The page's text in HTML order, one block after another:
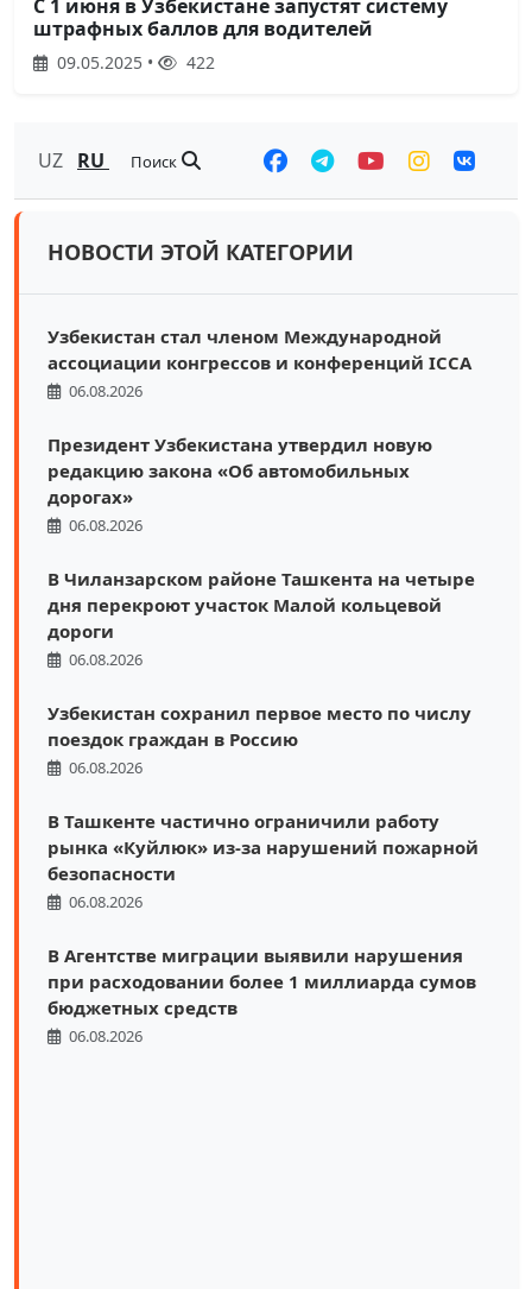
С 1 июня в Узбекистане запустят систему
штрафных баллов для водителей
09.05.2025 • 422
UZ RU Поиск
НОВОСТИ ЭТОЙ КАТЕГОРИИ
Узбекистан стал членом Международной
ассоциации конгрессов и конференций ICCA
06.08.2026
Президент Узбекистана утвердил новую
редакцию закона «Об автомобильных
дорогах»
06.08.2026
В Чиланзарском районе Ташкента на четыре
дня перекроют участок Малой кольцевой
дороги
06.08.2026
Узбекистан сохранил первое место по числу
поездок граждан в Россию
06.08.2026
В Ташкенте частично ограничили работу
рынка «Куйлюк» из-за нарушений пожарной
безопасности
06.08.2026
В Агентстве миграции выявили нарушения
при расходовании более 1 миллиарда сумов
бюджетных средств
06.08.2026